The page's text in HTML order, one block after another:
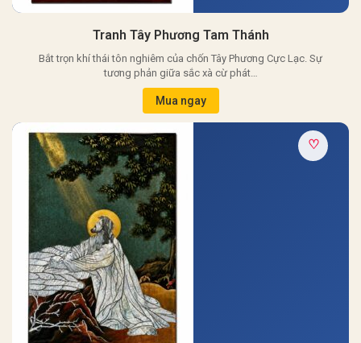
Tranh Tây Phương Tam Thánh
Bắt trọn khí thái tôn nghiêm của chốn Tây Phương Cực Lạc. Sự
tương phản giữa sắc xà cừ phát…
Mua ngay
♡